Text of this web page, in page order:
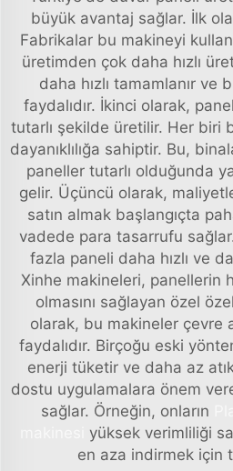
büyük avantaj sağlar. İlk
Fabrikalar bu makineyi
üretimden çok daha hızlı
daha hızlı tamamlanır ve
faydalıdır. İkinci olarak,
tutarlı şekilde üretilir. Her biri
dayanıklılığa sahiptir. Bu,
paneller tutarlı olduğunda
gelir. Üçüncü olarak,
satın almak başlangıçta
vadede para tasarrufu
fazla paneli daha hızlı ve
Xinhe makineleri, panellerin
olmasını sağlayan özel
olarak, bu makineler çevre
faydalıdır. Birçoğu eski
enerji tüketir ve daha az
dostu uygulamalara önem
sağlar. Örneğin, onların
yüksek verimliliği
en aza indirmek için